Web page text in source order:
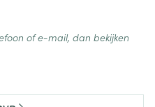
of e-mail, dan bekijken